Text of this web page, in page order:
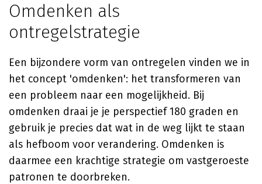
Omdenken als
ontregelstrategie
Een bijzondere vorm van ontregelen vinden we in
het concept 'omdenken': het transformeren van
een probleem naar een mogelijkheid. Bij
omdenken draai je je perspectief 180 graden en
gebruik je precies dat wat in de weg lijkt te staan
als hefboom voor verandering. Omdenken is
daarmee een krachtige strategie om vastgeroeste
patronen te doorbreken.